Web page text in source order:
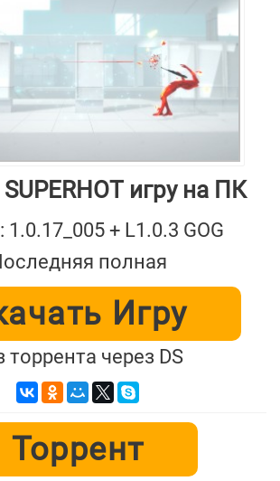
игру на ПК
1.0.17_005 + L1.0.3 GOG
полная
Игру
торрента через DS
Торрент